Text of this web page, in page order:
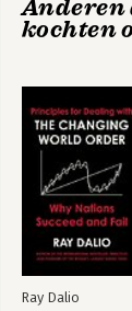
Organization
Bekijk alle
8. De
overheersing
10. De kunst
11.
Bibliografische
Bibliografie
Index
Anderen
kochten
Ray Dalio